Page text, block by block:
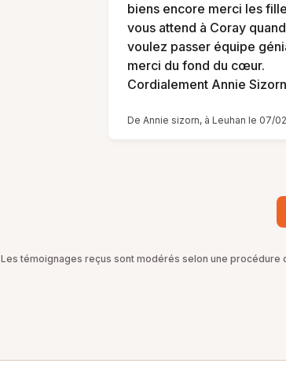
biens encore merci les
vous attend à Coray
voulez passer équipe
merci du fond du cœur.
Cordialement Annie Sizorn
De Annie sizorn, à Leuhan le 07/
Les témoignages reçus sont modérés selon une